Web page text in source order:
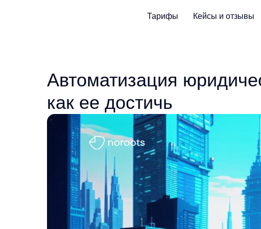
Кейсы и отзывы
Тарифы
Автоматизация
как ее достичь